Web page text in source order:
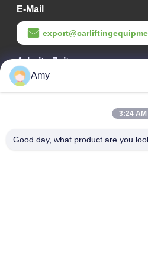
E-Mail
Arbeits-Zeit
09:00-18:00
106. Nationalstraße, Stadtteil
Amy
3:24 AM
Good day, what product are you